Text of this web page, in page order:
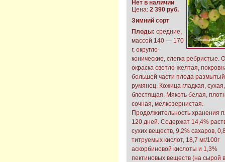
Нет в наличии
Цена: 2 390 руб.
Зимний сорт
Плоды: средние,
массой 140 — 170
г, округло-
конические, слегка ребристые.
окраска светло-желтая,
большей части плода
румянец. Кожица гладкая, сухая,
блестящая. Мякоть белая,
сочная, мелкозернистая.
Продолжительность хранения
120 дней. Содержат 14,4%
сухих веществ, 9,2% сахаров,
титруемых кислот, 18,7 мг/100г
аскорбиновой кислоты и 1,3%
пектиновых веществ (на сырой